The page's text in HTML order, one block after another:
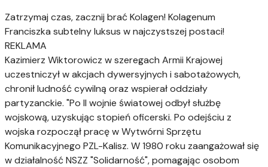
Zatrzymaj czas, zacznij brać Kolagen! Kolagenum
Franciszka subtelny luksus w najczystszej postaci!
REKLAMA
Kazimierz Wiktorowicz w szeregach Armii Krajowej
uczestniczył w akcjach dywersyjnych i sabotażowych,
chronił ludność cywilną oraz wspierał oddziały
partyzanckie. "Po II wojnie światowej odbył służbę
wojskową, uzyskując stopień oficerski. Po odejściu z
wojska rozpoczął pracę w Wytwórni Sprzętu
Komunikacyjnego PZL-Kalisz. W 1980 roku zaangażował się
w działalność NSZZ "Solidarność", pomagając osobom